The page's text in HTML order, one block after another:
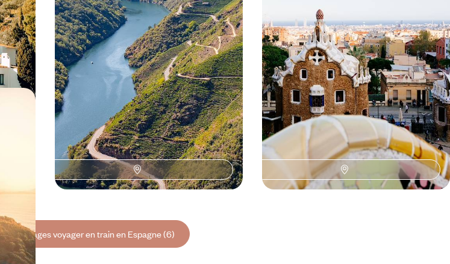
Abandonner la voiture pour relier facilement par
le rail les grandes cités du Nord, de Saint-
Jacques-de-Compostelle à Bilbao
11 jours, de 4500 à 5400 $ CA
Le confort du train, au service d’un itinéraire
hispano-marocain de haute volée, de Barcelone
à Fès via l’Andalousie
11 jours, de 4800 à 6700 $ CA
de voyages voyager en train en Espagne (6)